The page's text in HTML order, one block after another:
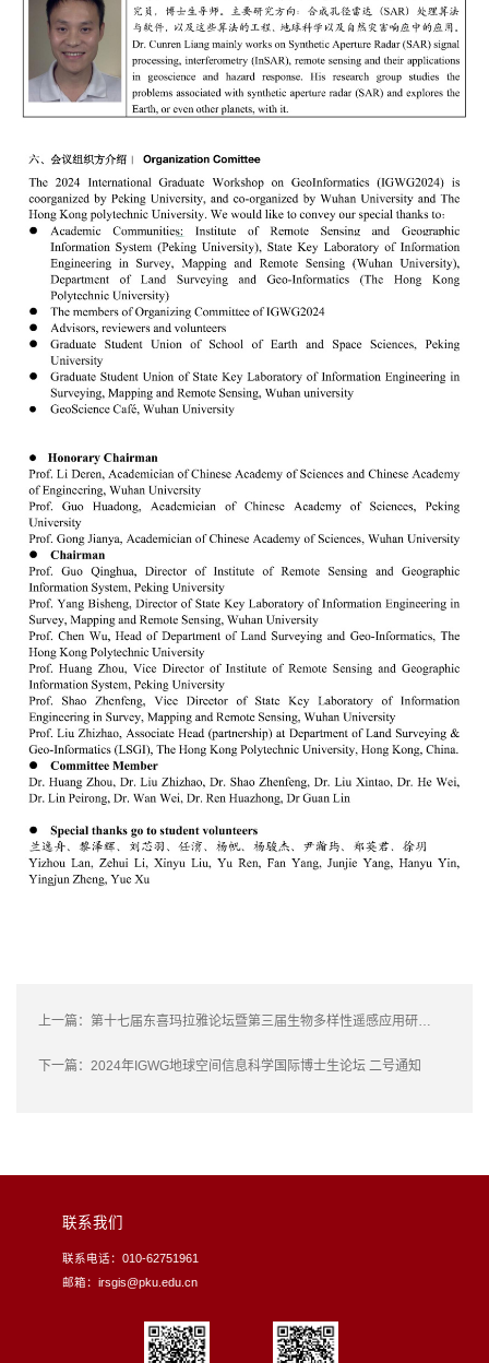
上一篇：
下一篇： 2024年IGWG地球空间信息科学国际博士生论坛 二号通知
联系我们
联系电话：010-62751961
邮箱：irsgis@pku.edu.cn